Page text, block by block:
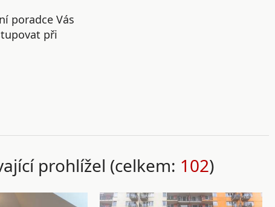
poradce Vás
při
prohlížel (celkem: 102)